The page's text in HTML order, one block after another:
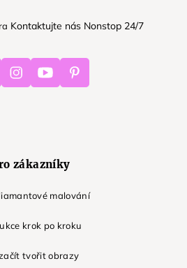
Kontaktujte nás Nonstop 24/7
InstagramYoutube Pinterest
zákazníky
malování
krok po kroku
začít tvořit obrazy